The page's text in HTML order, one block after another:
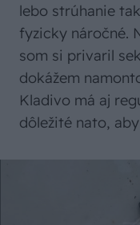
lebo strúhanie
fyzicky náročné.
som si privaril
dokážem
Kladivo má aj
dôležité nato,